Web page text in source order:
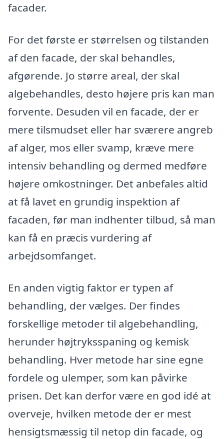
facader.
For det første er størrelsen og tilstanden
af den facade, der skal behandles,
afgørende. Jo større areal, der skal
algebehandles, desto højere pris kan man
forvente. Desuden vil en facade, der er
mere tilsmudset eller har sværere angreb
af alger, mos eller svamp, kræve mere
intensiv behandling og dermed medføre
højere omkostninger. Det anbefales altid
at få lavet en grundig inspektion af
facaden, før man indhenter tilbud, så man
kan få en præcis vurdering af
arbejdsomfanget.
En anden vigtig faktor er typen af
behandling, der vælges. Der findes
forskellige metoder til algebehandling,
herunder højtryksspaning og kemisk
behandling. Hver metode har sine egne
fordele og ulemper, som kan påvirke
prisen. Det kan derfor være en god idé at
overveje, hvilken metode der er mest
hensigtsmæssig til netop din facade, og